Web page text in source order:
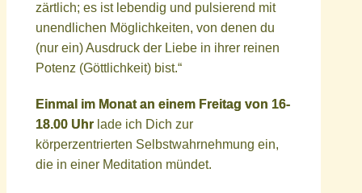
zärtlich; es ist lebendig und pulsierend mit
unendlichen Möglichkeiten, von denen du
(nur ein) Ausdruck der Liebe in ihrer reinen
Potenz (Göttlichkeit) bist.“
Einmal im Monat an einem Freitag von 16-
18.00 Uhr lade ich Dich zur
körperzentrierten Selbstwahrnehmung ein,
die in einer Meditation mündet.